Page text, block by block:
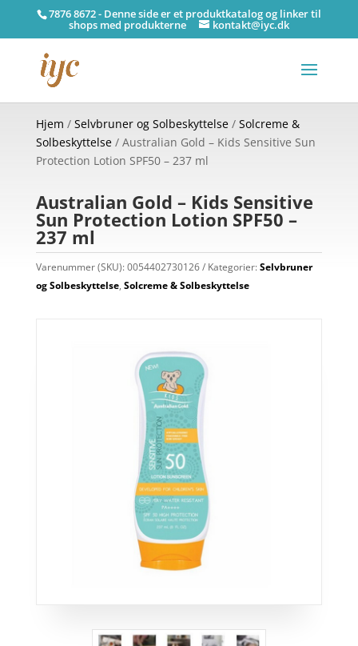
7876 8672 - Denne side er et produktkatalog og linker til
shops med produkterne kontakt@iyc.dk
Hjem / Selvbruner og Solbeskyttelse/ Solcreme &
Solbeskyttelse/ Australian Gold – Kids Sensitive Sun
Protection Lotion SPF50 – 237 ml
Australian Gold – Kids Sensitive
Sun Protection Lotion SPF50 –
237 ml
Varenummer (SKU):0054402730126 Kategorier:Selvbruner
og Solbeskyttelse, Solcreme & Solbeskyttelse